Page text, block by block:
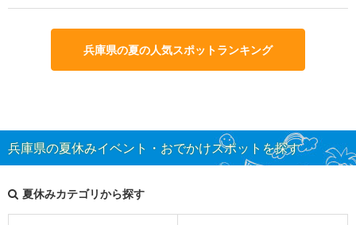
兵庫県の夏の人気スポットランキング
兵庫県の夏休みイベント・おでかけスポットを探す
夏休みカテゴリから探す